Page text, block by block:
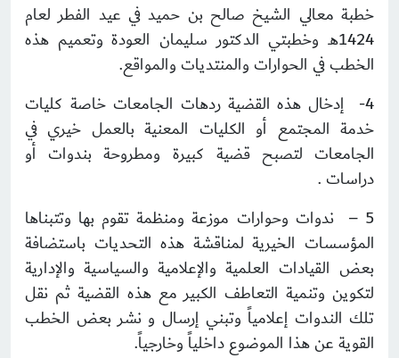
خطبة معالي الشيخ صالح بن حميد في عيد الفطر لعام
1424هـ وخطبتي الدكتور سليمان العودة وتعميم هذه
الخطب في الحوارات والمنتديات والمواقع.
4- إدخال هذه القضية ردهات الجامعات خاصة كليات
خدمة المجتمع أو الكليات المعنية بالعمل خيري في
الجامعات لتصبح قضية كبيرة ومطروحة بندوات أو
دراسات .
5 – ندوات وحوارات موزعة ومنظمة تقوم بها وتتبناها
المؤسسات الخيرية لمناقشة هذه التحديات باستضافة
بعض القيادات العلمية والإعلامية والسياسية والإدارية
لتكوين وتنمية التعاطف الكبير مع هذه القضية ثم نقل
تلك الندوات إعلامياً وتبني إرسال و نشر بعض الخطب
القوية عن هذا الموضوع داخلياً وخارجياً.